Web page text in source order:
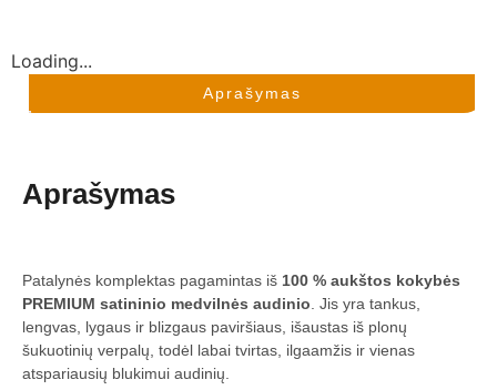
Loading...
Aprašymas
Aprašymas
Patalynės komplektas pagamintas iš 100 % aukštos kokybės
PREMIUM satininio medvilnės audinio . Jis yra tankus,
lengvas, lygaus ir blizgaus paviršiaus, išaustas iš plonų
šukuotinių verpalų, todėl labai tvirtas, ilgaamžis ir vienas
atspariausių blukimui audinių.